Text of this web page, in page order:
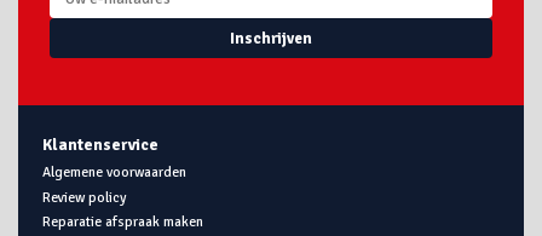
Inschrijven
Klantenservice
Algemene voorwaarden
Review policy
Reparatie afspraak maken